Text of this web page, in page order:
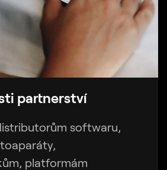
partnerství
softwaru,
platformám